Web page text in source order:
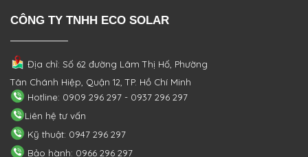
CÔNG TY TNHH ECO SOLAR
Địa chỉ: Số 62 đường Lâm Thị Hố, Phường
Tân Chánh Hiệp, Quận 12, TP. Hồ Chí Minh
Hotline: 0909 296 297 - 0937 296 297
Liên hệ tư vấn
Kỹ thuật: 0947 296 297
Bảo hành: 0966 296 297